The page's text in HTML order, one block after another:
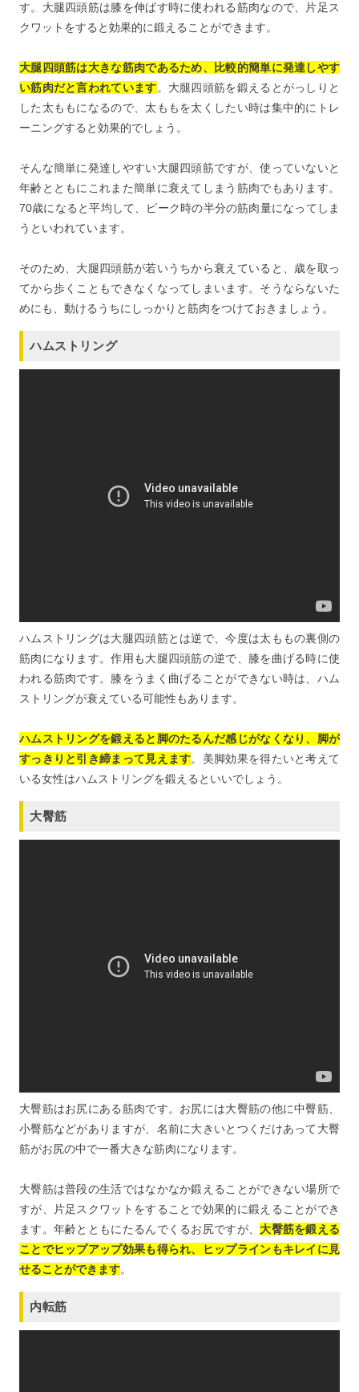
す。大腿四頭筋は膝を伸ばす時に使われる筋肉なので、片足ス
クワットをすると効果的に鍛えることができます。
大腿四頭筋は大きな筋肉であるため、比較的簡単に発達しやす
い筋肉だと言われています。大腿四頭筋を鍛えるとがっしりと
した太ももになるので、太ももを太くしたい時は集中的にトレ
ーニングすると効果的でしょう。
そんな簡単に発達しやすい大腿四頭筋ですが、使っていないと
年齢とともにこれまた簡単に衰えてしまう筋肉でもあります。
70歳になると平均して、ピーク時の半分の筋肉量になってしま
うといわれています。
そのため、大腿四頭筋が若いうちから衰えていると、歳を取っ
てから歩くこともできなくなってしまいます。そうならないた
めにも、動けるうちにしっかりと筋肉をつけておきましょう。
ハムストリング
ハムストリングは大腿四頭筋とは逆で、今度は太ももの裏側の
筋肉になります。作用も大腿四頭筋の逆で、膝を曲げる時に使
われる筋肉です。膝をうまく曲げることができない時は、ハム
ストリングが衰えている可能性もあります。
ハムストリングを鍛えると脚のたるんだ感じがなくなり、脚が
すっきりと引き締まって見えます。美脚効果を得たいと考えて
いる女性はハムストリングを鍛えるといいでしょう。
大臀筋
大臀筋はお尻にある筋肉です。お尻には大臀筋の他に中臀筋、
小臀筋などがありますが、名前に大きいとつくだけあって大臀
筋がお尻の中で一番大きな筋肉になります。
大臀筋は普段の生活ではなかなか鍛えることができない場所で
すが、片足スクワットをすることで効果的に鍛えることができ
ます。年齢とともにたるんでくるお尻ですが、 大臀筋を鍛える
ことでヒップアップ効果も得られ、ヒップラインもキレイに見
せることができます。
内転筋